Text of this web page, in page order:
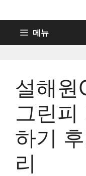
텐
로
메뉴
설해원
그린피
하기
리